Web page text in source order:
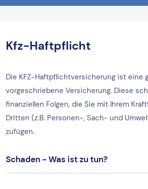
Kfz-Haftpflicht
Die KFZ-Haftpflichtversicherung ist eine
vorgeschriebene Versicherung. Diese
finanziellen Folgen, die Sie mit Ihrem
Dritten (z.B. Personen-, Sach- und
zufügen.
Schaden - Was ist zu tun?